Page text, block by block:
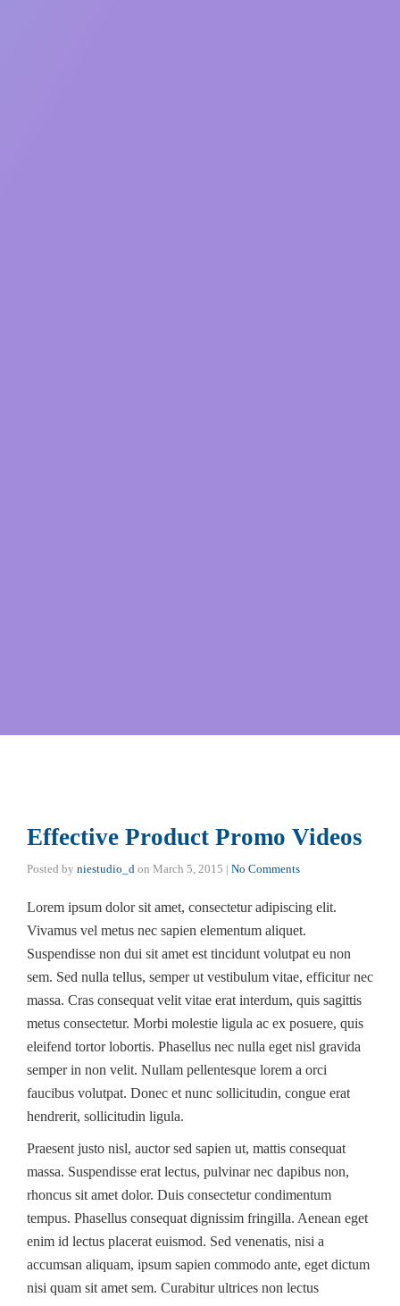
Effective Product Promo Videos
Posted by niestudio_d on March 5, 2015 | No Comments
Lorem ipsum dolor sit amet, consectetur adipiscing elit.
Vivamus vel metus nec sapien elementum aliquet.
Suspendisse non dui sit amet est tincidunt volutpat eu non
sem. Sed nulla tellus, semper ut vestibulum vitae, efficitur nec
massa. Cras consequat velit vitae erat interdum, quis sagittis
metus consectetur. Morbi molestie ligula ac ex posuere, quis
eleifend tortor lobortis. Phasellus nec nulla eget nisl gravida
semper in non velit. Nullam pellentesque lorem a orci
faucibus volutpat. Donec et nunc sollicitudin, congue erat
hendrerit, sollicitudin ligula.
Praesent justo nisl, auctor sed sapien ut, mattis consequat
massa. Suspendisse erat lectus, pulvinar nec dapibus non,
rhoncus sit amet dolor. Duis consectetur condimentum
tempus. Phasellus consequat dignissim fringilla. Aenean eget
enim id lectus placerat euismod. Sed venenatis, nisi a
accumsan aliquam, ipsum sapien commodo ante, eget dictum
nisi quam sit amet sem. Curabitur ultrices non lectus